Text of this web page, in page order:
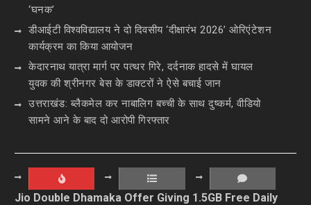
‘घनक’
डीआईटी विश्वविद्यालय ने दो दिवसीय ‘दीक्षारंभ 2026’ ओरिएंटेशन
कार्यक्रम का किया आयोजन
केदारनाथ यात्रा मार्ग पर पत्थर गिरे, दर्दनाक हादसे में घायल
युवक की श्रीनगर बेस के डाक्टरों ने ऐसे बचाई जान
उत्तराखंड: ब्लैकमेल कर नाबालिग बच्ची के साथ दुष्कर्म, वीडियो
सामने आने के बाद दो आरोपी गिरफ्तार
Jio Double Dhamaka Offer Giving 1.5GB Free Daily